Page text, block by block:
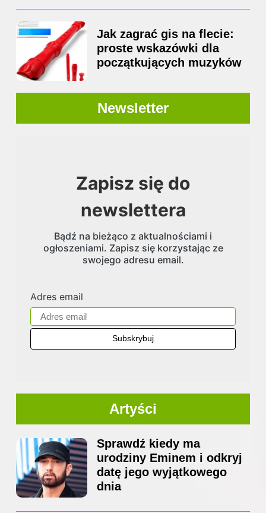
Jak zagrać gis na flecie:
proste wskazówki dla
początkujących muzyków
Newsletter
Zapisz się do
newslettera
Bądź na bieżąco z aktualnościami i
ogłoszeniami. Zapisz się korzystając ze
swojego adresu email.
Adres email
Artyści
Sprawdź kiedy ma
urodziny Eminem i odkryj
datę jego wyjątkowego
dnia